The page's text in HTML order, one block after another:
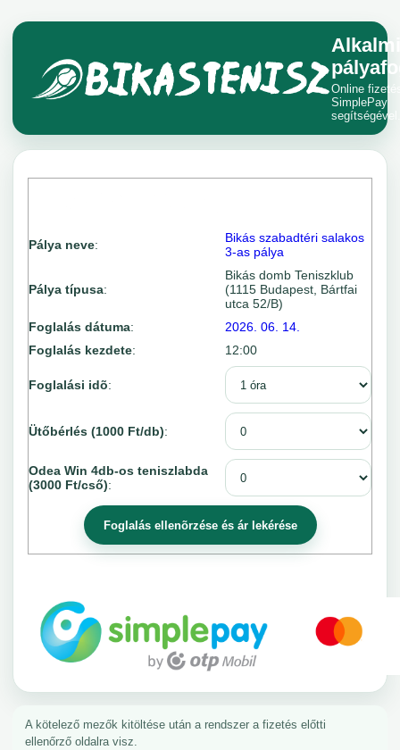
Alkalmi
Online
SimplePay
segítségével.
Pálya neve:
Bikás szabadtéri salakos
3-as pálya
Pálya típusa:
Bikás domb Teniszklub
(1115 Budapest, Bártfai
utca 52/B)
Foglalás dátuma:
2026. 06. 14.
Foglalás kezdete: 12:00
Foglalási idõ:
Ütőbérlés (1000 Ft/db):
Odea Win 4db-os teniszlabda
(3000 Ft/cső):
A kötelező mezők kitöltése után a rendszer a fizetés előtti
ellenőrző oldalra visz.